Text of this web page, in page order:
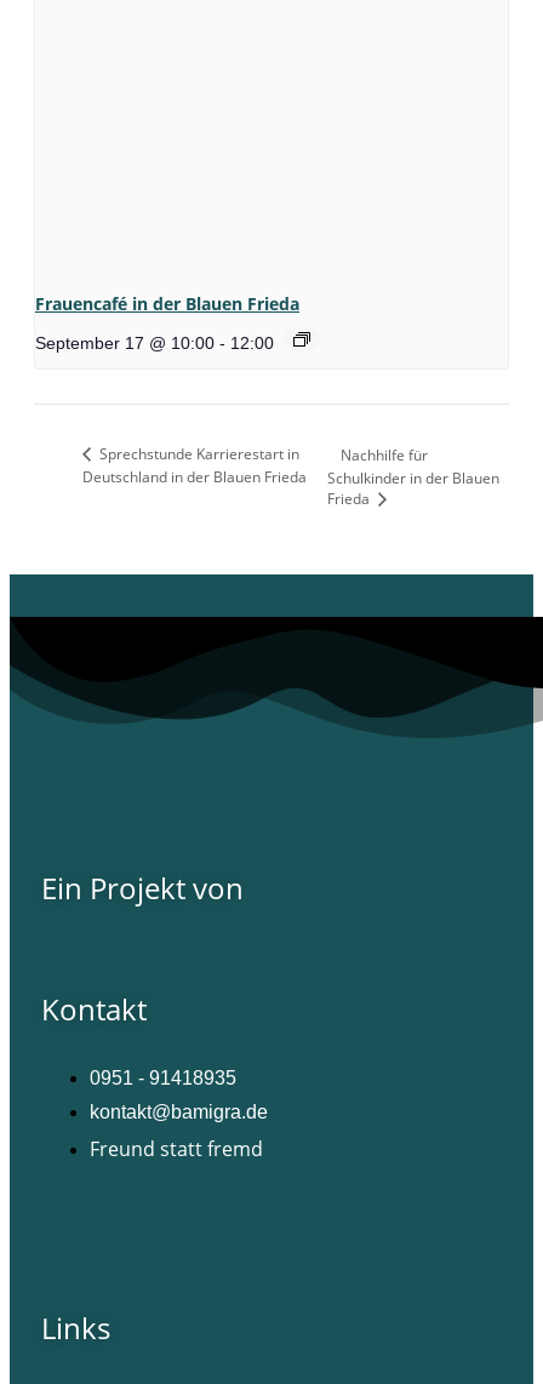
Frauencafé in der Blauen Frieda
September 17 @ 10:00 - 12:00
Sprechstunde Karrierestart in
Deutschland in der Blauen Frieda
Nachhilfe für
Schulkinder in der Blauen
Frieda
Ein Projekt von
Kontakt
0951 - 91418935
kontakt@bamigra.de
Freund statt fremd
Links